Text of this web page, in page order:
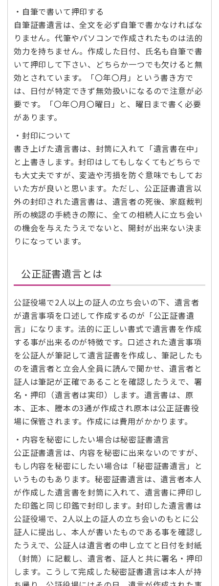
・自筆で書いて押印する
自筆証書遺言は、全文を必ず自筆で書かなければな
りません。代筆やパソコンで作成されたものは法的
効力を持ちません。作成した日付、氏名も自筆で書
いて押印して下さい、どちらか一つでも欠けると無
効とされています。「〇年〇月」という書き方で
は、日付が特定できず無効扱いになるので注意が必
要です。「〇年〇月〇曜日」と、曜日まで書く必要
があります。
・封印について
書き上げた遺言書は、封筒に入れて「遺言書在中」
と上書きします。封印はしてもしなくてもどちらで
も大丈夫ですが、変造や汚損を防ぐ意味でもしてお
いた方が良いと思います。ただし、公正証書遺言以
外の封印された遺言書は、遺言者の死後、家庭裁判
所の検認の手続きの際に、全ての相続人に立ち会い
の機会を与えたうえでないと、開封が出来ない決ま
りになっています。
公正証書遺言とは
公証役場で2人以上の証人の立ち会いの下、遺言者
が遺言事項を口述して作成するのが「公正証書遺
言」になります。法的に正しい書式で遺言書を作成
する事が出来るのが特徴です。口述された遺言事項
を公証人が筆記して遺言証書を作成し、筆記したも
のを遺言者と立会人全員に読んで聞かせ、遺言者と
証人は筆記が正確であることを確認したうえで、署
名・押印（遺言者は実印）します。遺言書は、原
本、正本、謄本の3通が作成され原本は公正証書役
場に保管されます。作成には費用がかかります。
・内容を秘密にしたい場合は秘密証書遺言
公正証書遺言は、内容を秘密に出来ないのですが、
もし内容を秘密にしたい場合は「秘密証書遺言」と
いうものもあります。秘密証書遺言は、遺言者本人
が作成した遺言書を封筒に入れて、遺言書に押印し
た印鑑と同じ印鑑で封印します。封印した遺言書は
公証役場で、2人以上の証人の立ち会いのもとに公
証人に提出し、本人が書いたものである事を確認し
たうえで、公証人は遺言者の申し立てと日付を封紙
（封筒）に記載し、遺言者、証人と共に署名・押印
します。こうして完成した秘密証書遺言は本人が持